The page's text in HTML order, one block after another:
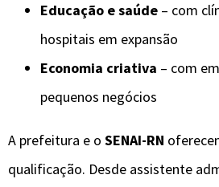
Educação e saúde – com
hospitais em expansão
Economia criativa – com
pequenos negócios
A prefeitura e o SENAI-RN
qualificação. Desde assistente